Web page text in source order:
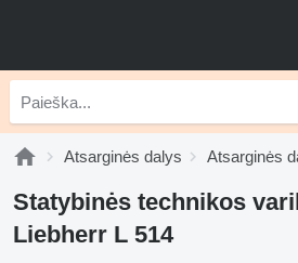
Atsarginės dalys Atsarginės
Statybinės technikos
Liebherr L 514